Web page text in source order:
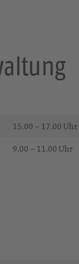
15.00 – 17.00 Uhr
9.00 – 11.00 Uhr